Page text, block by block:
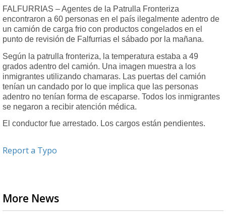
seconds
of
38
seconds
FALFURRIAS – Agentes de la Patrulla Fronteriza
encontraron a 60 personas en el país ilegalmente adentro de
un camión de carga frio con productos congelados en el
punto de revisión de Falfurrias el sábado por la mañana.
Según la patrulla fronteriza, la temperatura estaba a 49
grados adentro del camión. Una imagen muestra a los
inmigrantes utilizando chamaras. Las puertas del camión
tenían un candado por lo que implica que las personas
adentro no tenían forma de escaparse. Todos los inmigrantes
se negaron a recibir atención médica.
El conductor fue arrestado. Los cargos están pendientes.
Report a Typo
More News